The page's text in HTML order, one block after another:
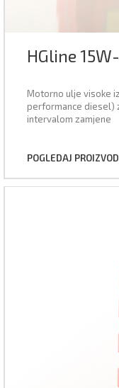
HGline
Motorno ulje visoke
performance diesel)
intervalom zamjene
POGLEDAJ PROIZVOD